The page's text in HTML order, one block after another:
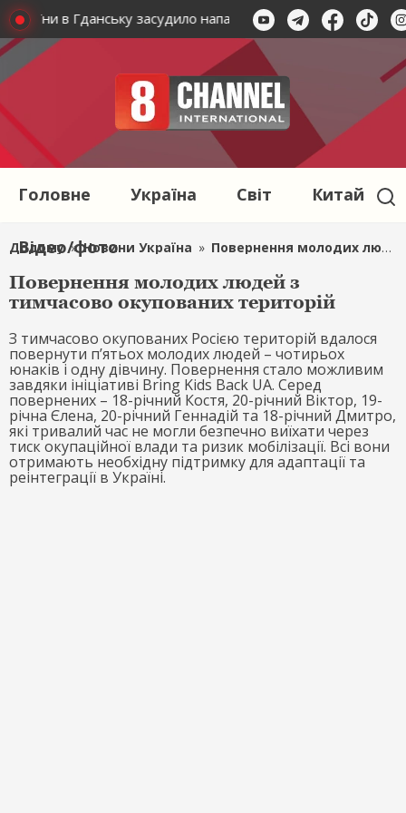
в Гданську засудило напад на українця і поляків
Головне Україна Світ Китай
Відео/фото
Додому » Новини Україна » Повернення молодих людей з тимчасово окупованих територій
Повернення молодих людей з
тимчасово окупованих територій
З тимчасово окупованих Росією територій вдалося
повернути п’ятьох молодих людей – чотирьох
юнаків і одну дівчину. Повернення стало можливим
завдяки ініціативі Bring Kids Back UA. Серед
повернених – 18-річний Костя, 20-річний Віктор, 19-
річна Єлена, 20-річний Геннадій та 18-річний Дмитро,
які тривалий час не могли безпечно виїхати через
тиск окупаційної влади та ризик мобілізації. Всі вони
отримають необхідну підтримку для адаптації та
реінтеграції в Україні.